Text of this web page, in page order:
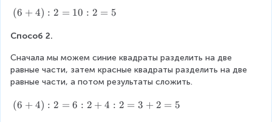
(
+
)
:
2
1
(6 + 4) : 2 = 10 : 2 = 5
Способ 2.
Сначала мы можем синие квадраты разделить на две
равные части, затем красные квадраты разделить на две
равные части, а потом результаты сложить.
(
(6 + 4) : 2 = 6 : 2 + 4 : 2 = 3 + 2 = 5